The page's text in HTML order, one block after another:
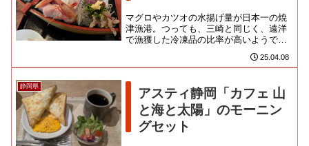
マグロやカツオの水揚げ量が日本一の焼
津漁港。つっても、三崎と同じく、遠洋
で漁獲した冷凍品の比率が高いようで、
まり漁港っぽくないというか、... 25.04.08
静岡県
アスティ静岡「カフェ 山
と海と太陽」のモーニン
グセット